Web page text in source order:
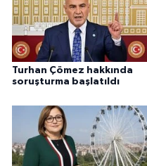
Turhan Çömez hakkında
soruşturma başlatıldı